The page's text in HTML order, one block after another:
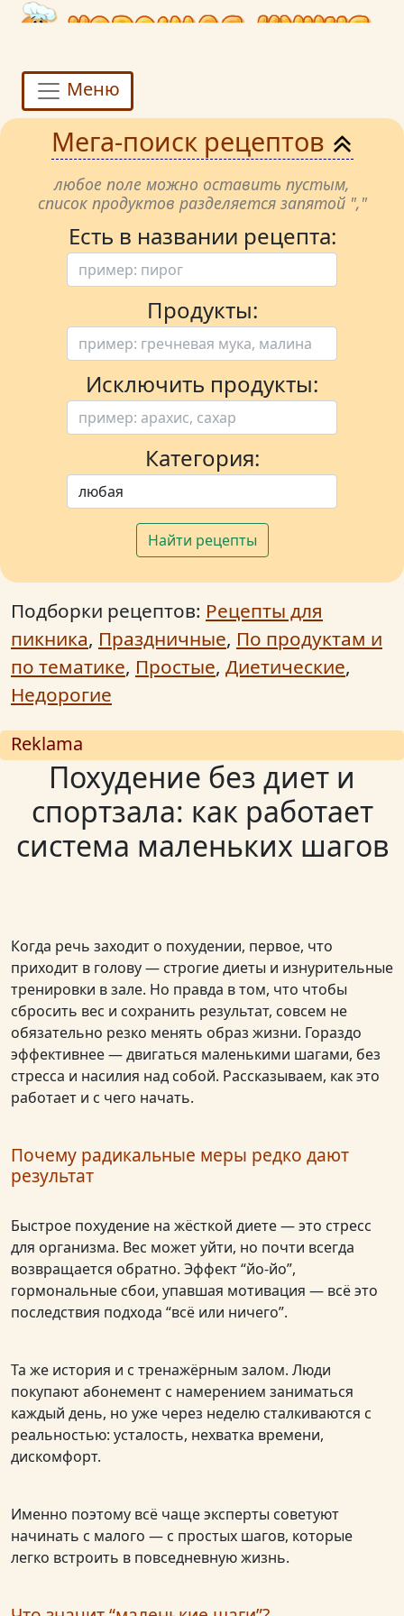
Меню
Мега-поиск рецептов
любое поле можно оставить пустым,
список продуктов разделяется запятой ","
Есть в названии рецепта:
Продукты:
Исключить продукты:
Категория:
Найти рецепты
Подборки рецептов: Рецепты для
пикника, Праздничные, По продуктам и
по тематике, Простые, Диетические,
Недорогие
Reklama
Похудение без диет и
спортзала: как работает
система маленьких шагов
Когда речь заходит о похудении, первое, что
приходит в голову — строгие диеты и изнурительные
тренировки в зале. Но правда в том, что чтобы
сбросить вес и сохранить результат, совсем не
обязательно резко менять образ жизни. Гораздо
эффективнее — двигаться маленькими шагами, без
стресса и насилия над собой. Рассказываем, как это
работает и с чего начать.
Почему радикальные меры редко дают
результат
Быстрое похудение на жёсткой диете — это стресс
для организма. Вес может уйти, но почти всегда
возвращается обратно. Эффект “йо-йо”,
гормональные сбои, упавшая мотивация — всё это
последствия подхода “всё или ничего”.
Та же история и с тренажёрным залом. Люди
покупают абонемент с намерением заниматься
каждый день, но уже через неделю сталкиваются с
реальностью: усталость, нехватка времени,
дискомфорт.
Именно поэтому всё чаще эксперты советуют
начинать с малого — с простых шагов, которые
легко встроить в повседневную жизнь.